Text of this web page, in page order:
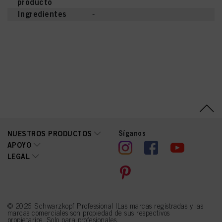
producto
Ingredientes -
NUESTROS PRODUCTOS
APOYO
LEGAL
Síganos
© 2026 Schwarzkopf Professional |Las marcas registradas y las
marcas comerciales son propiedad de sus respectivos
propietarios. Solo para profesionales.
utilizarán las cookies que sean técnicamente necesarias para proporcionarle
este sitio web .